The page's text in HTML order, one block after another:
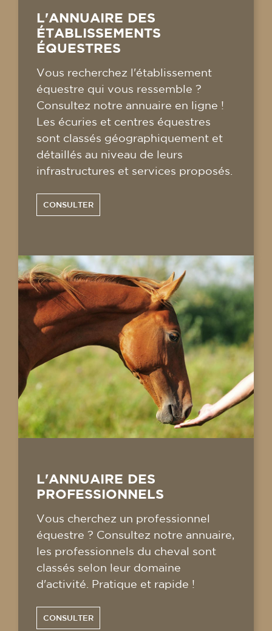
L'ANNUAIRE DES
ÉTABLISSEMENTS
ÉQUESTRES
Vous recherchez l'établissement
équestre qui vous ressemble ?
Consultez notre annuaire en ligne !
Les écuries et centres équestres
sont classés géographiquement et
détaillés au niveau de leurs
infrastructures et services proposés.
CONSULTER
L'ANNUAIRE DES
PROFESSIONNELS
Vous cherchez un professionnel
équestre ? Consultez notre annuaire,
les professionnels du cheval sont
classés selon leur domaine
d'activité. Pratique et rapide !
CONSULTER